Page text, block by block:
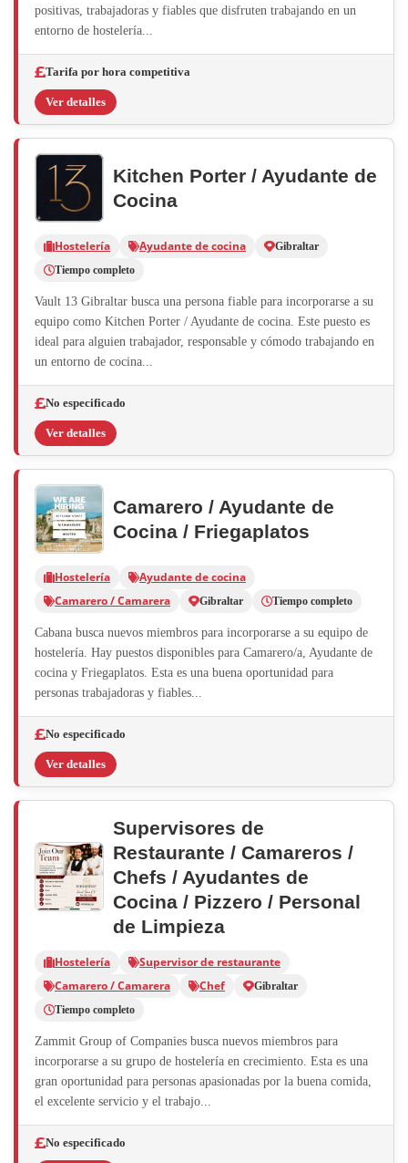
positivas, trabajadoras y fiables que disfruten trabajando en un
entorno de hostelería...
Tarifa por hora competitiva
Ver detalles
Kitchen Porter / Ayudante de
Cocina
Hostelería Ayudante de cocina
Gibraltar
Tiempo completo
Vault 13 Gibraltar busca una persona fiable para incorporarse a su
equipo como Kitchen Porter / Ayudante de cocina. Este puesto es
ideal para alguien trabajador, responsable y cómodo trabajando en
un entorno de cocina...
No especificado
Ver detalles
Camarero / Ayudante de
Cocina / Friegaplatos
Hostelería
Ayudante de cocina
Camarero / Camarera
Gibraltar Tiempo completo
Cabana busca nuevos miembros para incorporarse a su equipo de
hostelería. Hay puestos disponibles para Camarero/a, Ayudante de
cocina y Friegaplatos. Esta es una buena oportunidad para
personas trabajadoras y fiables...
No especificado
Ver detalles
Supervisores de
Restaurante / Camareros /
Chefs / Ayudantes de
Cocina / Pizzero / Personal
de Limpieza
Hostelería
Supervisor de restaurante
Camarero / Camarera
Chef
Gibraltar
Tiempo completo
Zammit Group of Companies busca nuevos miembros para
incorporarse a su grupo de hostelería en crecimiento. Esta es una
gran oportunidad para personas apasionadas por la buena comida,
el excelente servicio y el trabajo...
No especificado